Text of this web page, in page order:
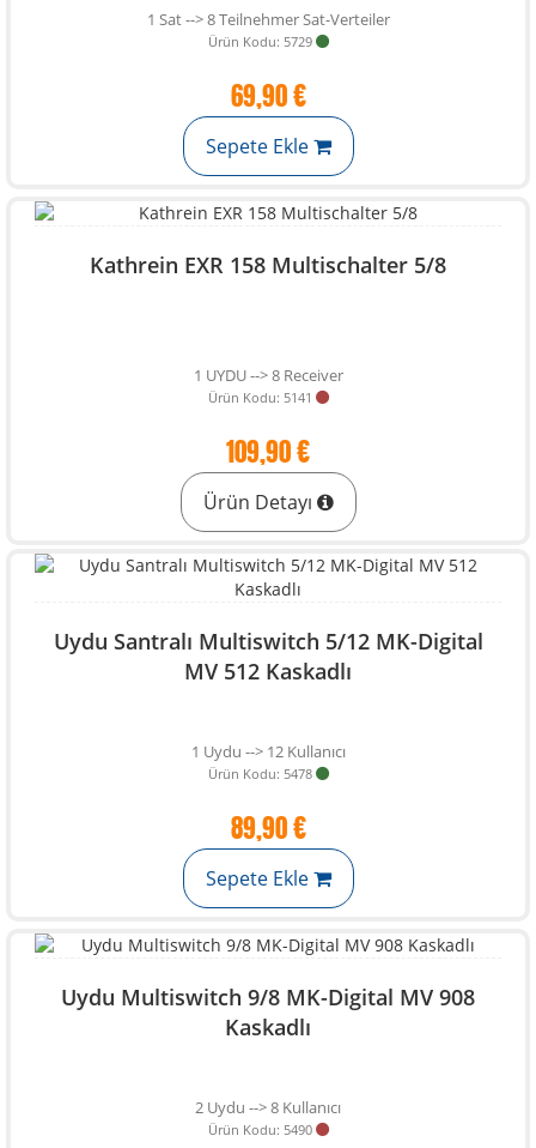
1 Sat --> 8 Teilnehmer Sat-Verteiler
Ürün Kodu: 5729
69,90 €
Sepete Ekle
Kathrein EXR 158 Multischalter 5/8
1 UYDU --> 8 Receiver
Ürün Kodu: 5141
109,90 €
Ürün Detayı
Uydu Santralı Multiswitch 5/12 MK-Digital
MV 512 Kaskadlı
1 Uydu --> 12 Kullanıcı
Ürün Kodu: 5478
89,90 €
Sepete Ekle
Uydu Multiswitch 9/8 MK-Digital MV 908
Kaskadlı
2 Uydu --> 8 Kullanıcı
Ürün Kodu: 5490